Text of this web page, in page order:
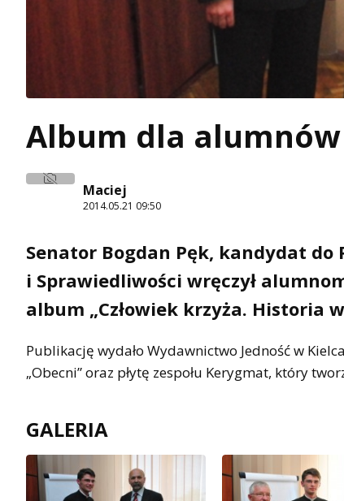
Album dla alumnów
Maciej
2014.05.21 09:50
Senator Bogdan Pęk, kandydat
i Sprawiedliwości wręczył
album „Człowiek krzyża. Historia
Publikację wydało Wydawnictwo Jedność w
„Obecni” oraz płytę zespołu Kerygmat, który
GALERIA